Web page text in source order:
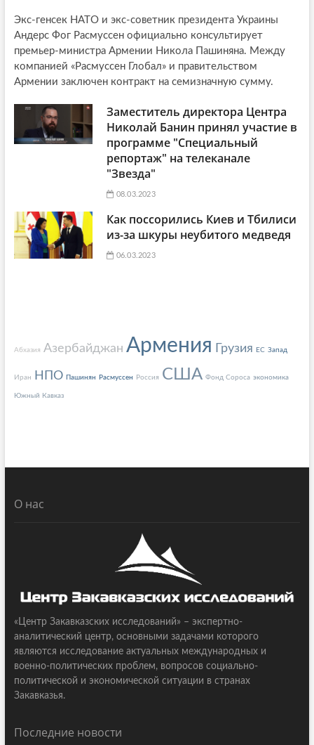
Экс-генсек НАТО и экс-советник президента Украины
Андерс Фог Расмуссен официально консультирует
премьер-министра Армении Никола Пашиняна. Между
компанией «Расмуссен Глобал» и правительством
Армении заключен контракт на семизначную сумму.
Заместитель директора Центра
Николай Банин принял участие в
программе "Специальный
репортаж" на телеканале
"Звезда"
08.03.2023
Как поссорились Киев и Тбилиси
из-за шкуры неубитого медведя
06.03.2023
Абхазия Азербайджан Армения Грузия ЕС Запад
Иран НПО Пашинян Расмуссен Россия США Фонд Сороса экономика
Южный Кавказ
О нас
«Центр Закавказских исследований» – экспертно-
аналитический центр, основными задачами которого
являются исследование актуальных международных и
военно-политических проблем, вопросов социально-
политической и экономической ситуации в странах
Закавказья.
Последние новости